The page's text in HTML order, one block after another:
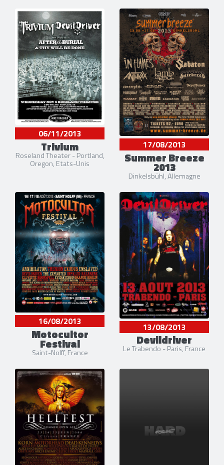
06/11/2013
Trivium
Roseland Theater - Portland,
Oregon, Etats-Unis
17/08/2013
Summer Breeze
2013
Dinkelsbühl, Allemagne
16/08/2013
Motocultor
Festival
Saint-Nolff, France
13/08/2013
Devildriver
Le Trabendo - Paris, France